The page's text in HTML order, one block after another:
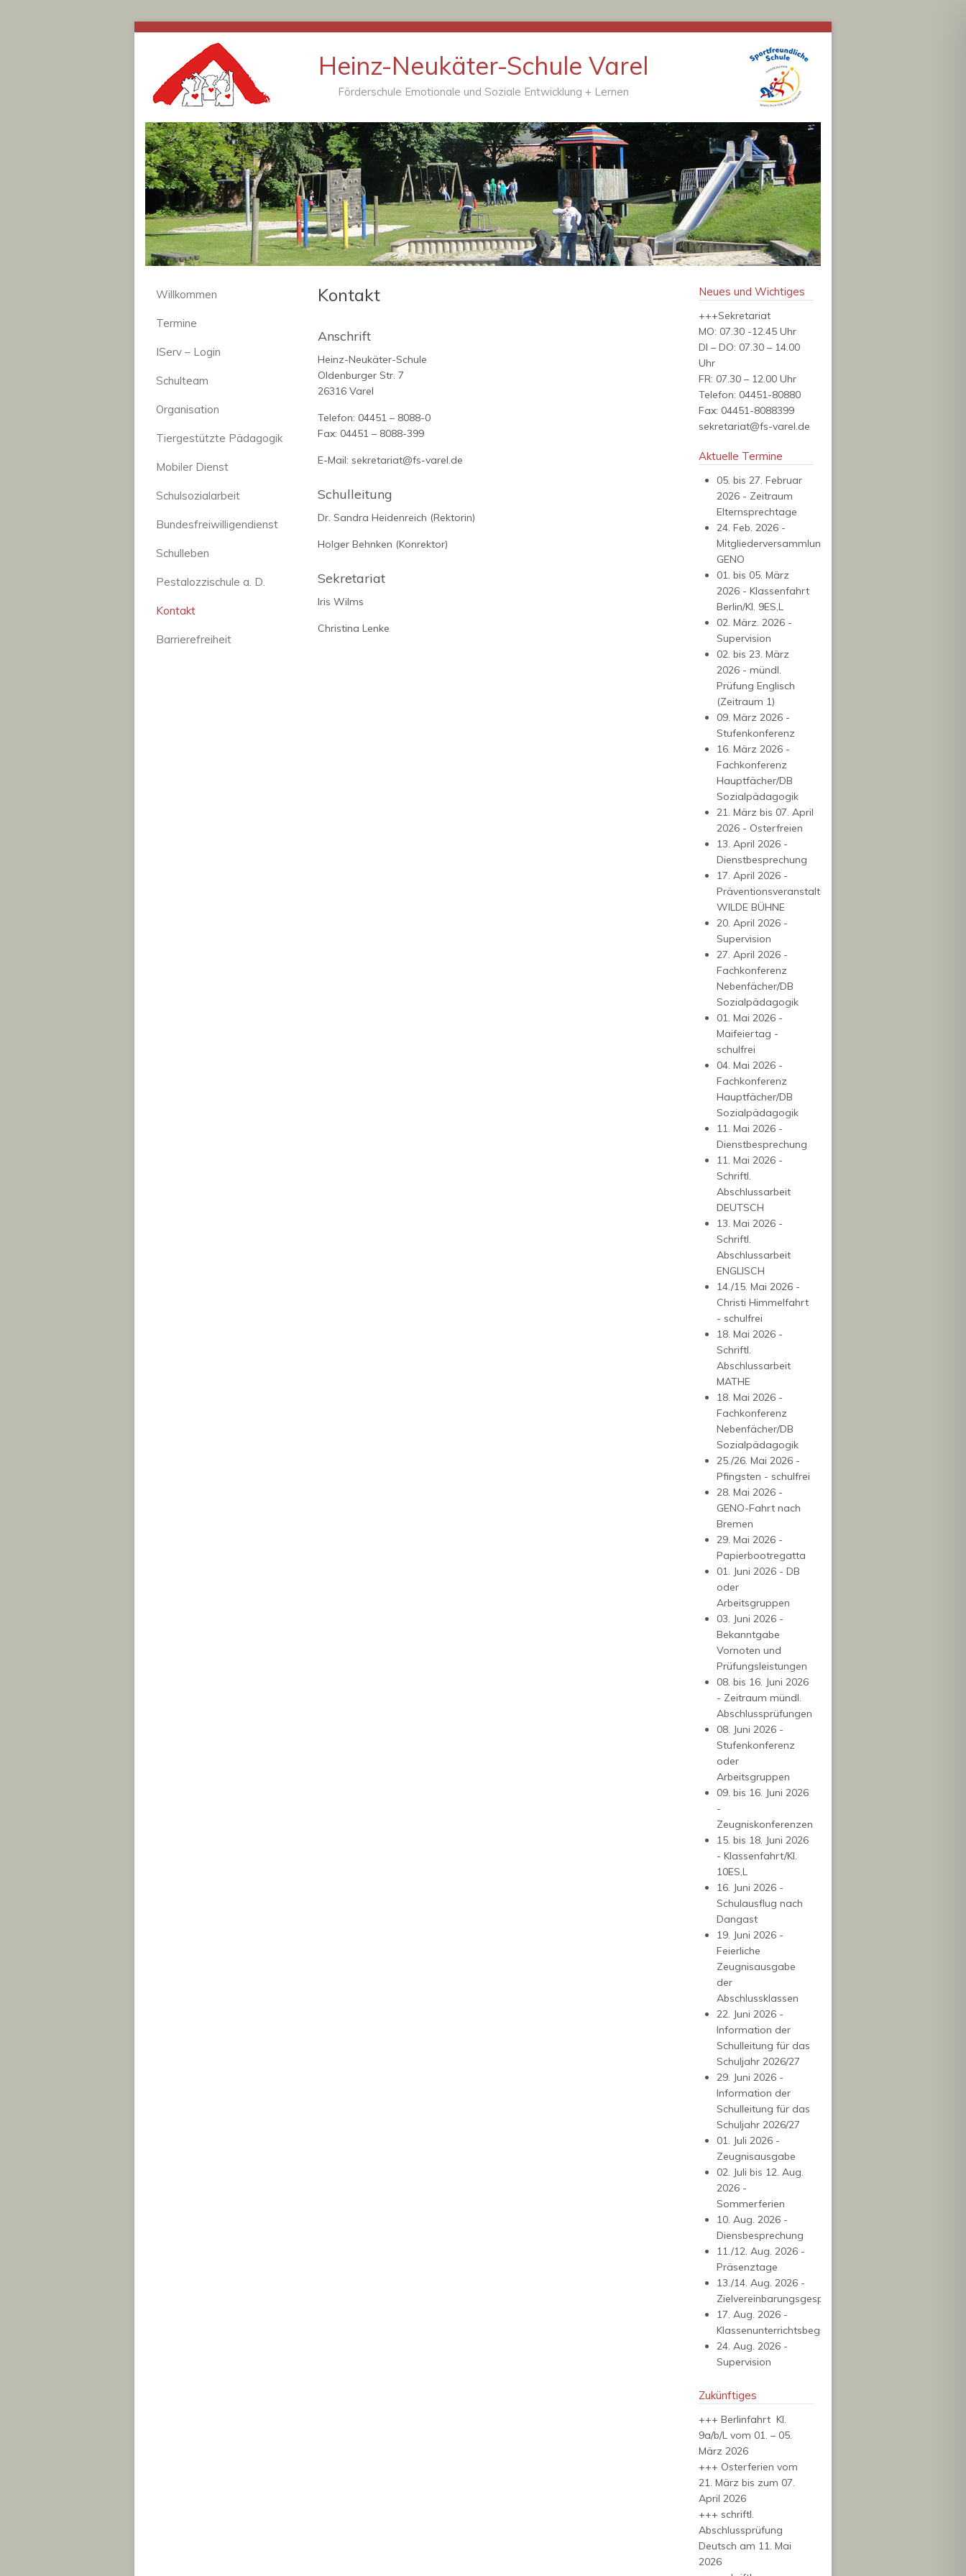
Heinz-Neukäter-Schule Varel
Förderschule Emotionale und Soziale Entwicklung + Lernen
Willkommen
Termine
IServ – Login
Schulteam
Organisation
Tiergestützte Pädagogik
Mobiler Dienst
Schulsozialarbeit
Bundesfreiwilligendienst
Schulleben
Pestalozzischule a. D.
Kontakt
Barrierefreiheit
Kontakt
Anschrift
Heinz-Neukäter-Schule
Oldenburger Str. 7
26316 Varel
Telefon: 04451 – 8088-0
Fax: 04451 – 8088-399
E-Mail: sekretariat@fs-varel.de
Schulleitung
Dr. Sandra Heidenreich (Rektorin)
Holger Behnken (Konrektor)
Sekretariat
Iris Wilms
Christina Lenke
Neues und Wichtiges
+++Sekretariat
MO: 07.30 -12.45 Uhr
DI – DO: 07.30 – 14.00
Uhr
FR: 07.30 – 12.00 Uhr
Telefon: 04451-80880
Fax: 04451-8088399
sekretariat@fs-varel.de
Aktuelle Termine
05. bis 27. Februar
2026 - Zeitraum
Elternsprechtage
24. Feb. 2026 -
Mitgliederversammlung
GENO
01. bis 05. März
2026 - Klassenfahrt
Berlin/Kl. 9ES,L
02. März. 2026 -
Supervision
02. bis 23. März
2026 - mündl.
Prüfung Englisch
(Zeitraum 1)
09. März 2026 -
Stufenkonferenz
16. März 2026 -
Fachkonferenz
Hauptfächer/DB
Sozialpädagogik
21. März bis 07. April
2026 - Osterfreien
13. April 2026 -
Dienstbesprechung
17. April 2026 -
Präventionsveranstaltung
WILDE BÜHNE
20. April 2026 -
Supervision
27. April 2026 -
Fachkonferenz
Nebenfächer/DB
Sozialpädagogik
01. Mai 2026 -
Maifeiertag -
schulfrei
04. Mai 2026 -
Fachkonferenz
Hauptfächer/DB
Sozialpädagogik
11. Mai 2026 -
Dienstbesprechung
11. Mai 2026 -
Schriftl.
Abschlussarbeit
DEUTSCH
13. Mai 2026 -
Schriftl.
Abschlussarbeit
ENGLISCH
14./15. Mai 2026 -
Christi Himmelfahrt
- schulfrei
18. Mai 2026 -
Schriftl.
Abschlussarbeit
MATHE
18. Mai 2026 -
Fachkonferenz
Nebenfächer/DB
Sozialpädagogik
25./26. Mai 2026 -
Pfingsten - schulfrei
28. Mai 2026 -
GENO-Fahrt nach
Bremen
29. Mai 2026 -
Papierbootregatta
01. Juni 2026 - DB
oder
Arbeitsgruppen
03. Juni 2026 -
Bekanntgabe
Vornoten und
Prüfungsleistungen
08. bis 16. Juni 2026
- Zeitraum mündl.
Abschlussprüfungen
08. Juni 2026 -
Stufenkonferenz
oder
Arbeitsgruppen
09. bis 16. Juni 2026
-
Zeugniskonferenzen
15. bis 18. Juni 2026
- Klassenfahrt/Kl.
10ES,L
16. Juni 2026 -
Schulausflug nach
Dangast
19. Juni 2026 -
Feierliche
Zeugnisausgabe
der
Abschlussklassen
22. Juni 2026 -
Information der
Schulleitung für das
Schuljahr 2026/27
29. Juni 2026 -
Information der
Schulleitung für das
Schuljahr 2026/27
01. Juli 2026 -
Zeugnisausgabe
02. Juli bis 12. Aug.
2026 -
Sommerferien
10. Aug. 2026 -
Diensbesprechung
11./12. Aug. 2026 -
Präsenztage
13./14. Aug. 2026 -
Zielvereinbarungsgespräche
17. Aug. 2026 -
Klassenunterrichtsbeginn
24. Aug. 2026 -
Supervision
Zukünftiges
+++ Berlinfahrt Kl.
9a/b/L vom 01. – 05.
März 2026
+++ Osterferien vom
21. März bis zum 07.
April 2026
+++ schriftl.
Abschlussprüfung
Deutsch am 11. Mai
2026